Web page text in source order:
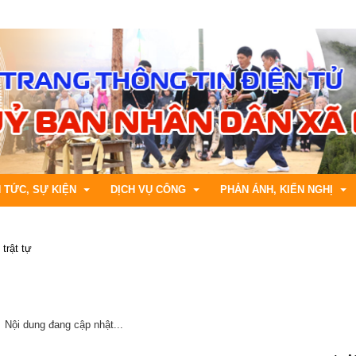
TỨC, SỰ KIỆN
tin khoa học, kỹ thuật
DỊCH VỤ CÔNG
CSDL Quốc gia về TTHC
PHẢN ÁNH, KIẾN NGHỊ
trật tự
Nội dung đang cập nhật...